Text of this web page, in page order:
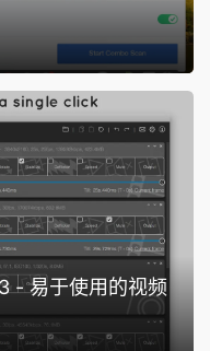
- 易于使用的视频